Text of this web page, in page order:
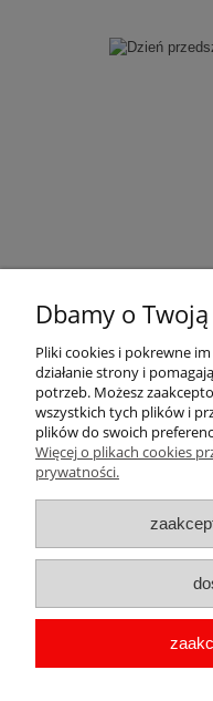
Komentarze do
Dbamy o
Pliki cookies i pokrewne
działanie strony i
potrzeb. Możesz
wszystkich tych plików i
plików do swoich
Więcej o plikach cookies
prywatności.